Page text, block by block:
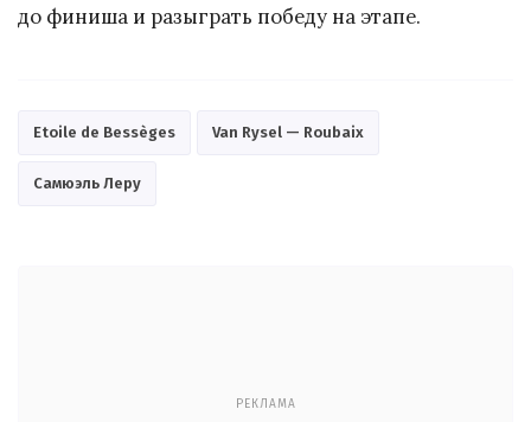
до финиша и разыграть победу на этапе.
Etoile de Bessèges Van Rysel — Roubaix
Самюэль Леру
РЕКЛАМА